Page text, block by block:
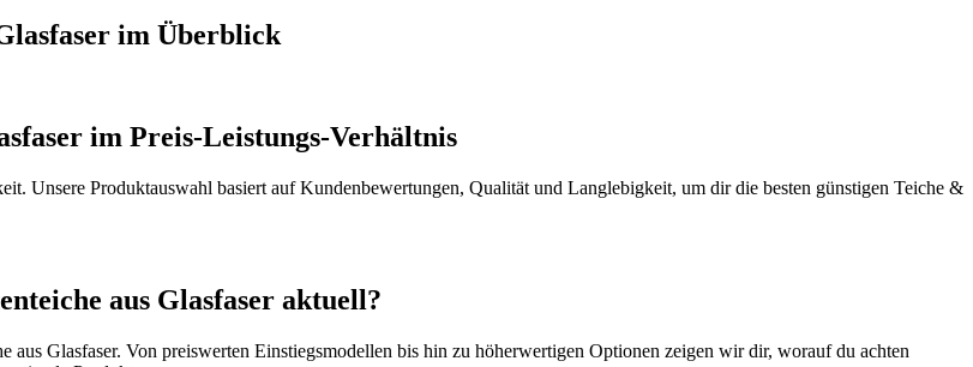
im Überblick
im Preis-Leistungs-Verhältnis
Unsere Produktauswahl basiert auf Kundenbewertungen, Qualität und Langlebigkeit, um dir die besten günstigen Teiche &
aus Glasfaser aktuell?
aus Glasfaser. Von preiswerten Einstiegsmodellen bis hin zu höherwertigen Optionen zeigen wir dir, worauf du achten